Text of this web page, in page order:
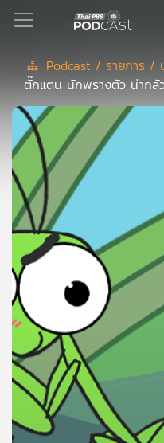
Podcast
เพล
ลิ
สต์
แนะนำ
เพล
ย์
ลิ
สต์
ของ
คุณ
เพลง
Podcast / รายการ /
ตั๊กแตน นักพรางตัว น่ากลัว